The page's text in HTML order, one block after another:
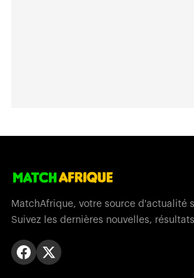
MatchAfrique, votre source d'actualité
Suivez les dernières nouvelles,